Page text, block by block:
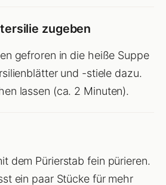
zugeben
gefroren in die heiße Suppe
und -stiele dazu.
lassen (ca. 2 Minuten).
dem Pürierstab fein pürieren.
ein paar Stücke für mehr